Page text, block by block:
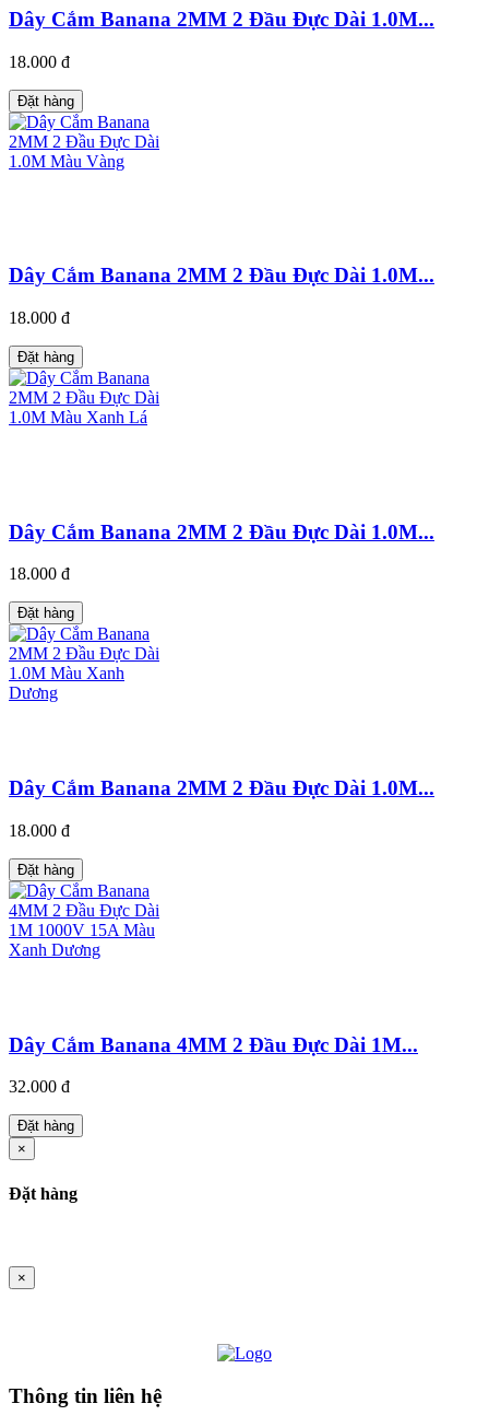
Dây Cắm Banana 2MM 2 Đầu Đực Dài 1.0M...
18.000 đ
Đặt hàng
Dây Cắm Banana 2MM 2 Đầu Đực Dài 1.0M...
18.000 đ
Đặt hàng
Dây Cắm Banana 2MM 2 Đầu Đực Dài 1.0M...
18.000 đ
Đặt hàng
Dây Cắm Banana 2MM 2 Đầu Đực Dài 1.0M...
18.000 đ
Đặt hàng
Dây Cắm Banana 4MM 2 Đầu Đực Dài 1M...
32.000 đ
Đặt hàng
×
Đặt hàng
×
Thông tin liên hệ